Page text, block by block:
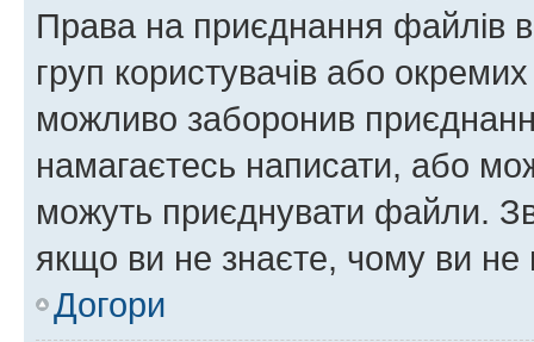
Права на приєднання файлів
груп користувачів або
можливо заборонив
намагаєтесь написати, або
можуть приєднувати файли.
якщо ви не знаєте, чому ви
Догори